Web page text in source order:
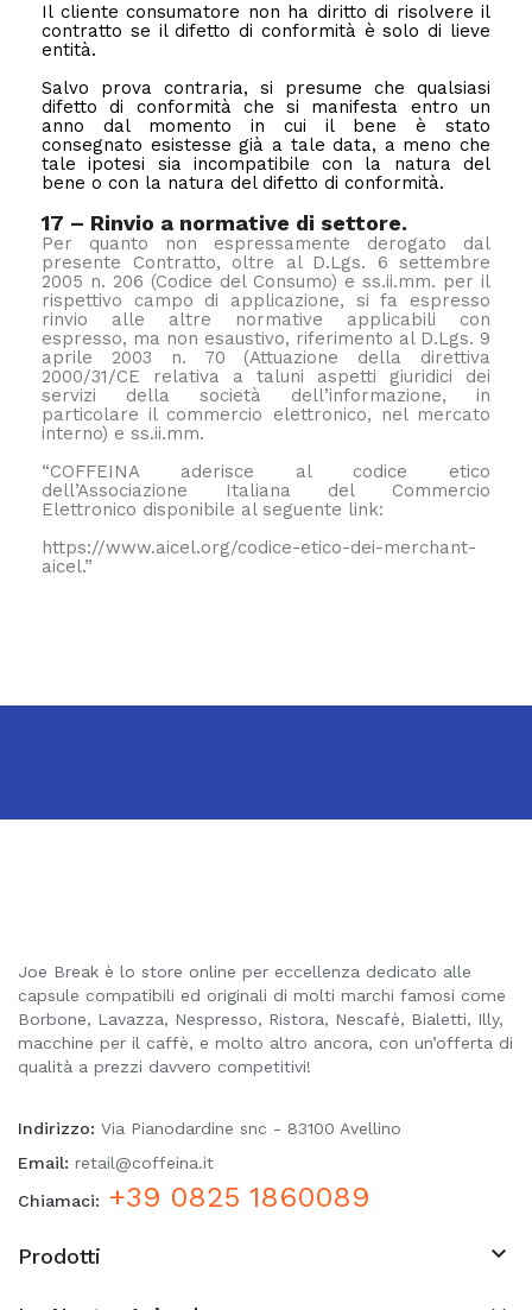
Il cliente consumatore non ha diritto di risolvere il
contratto se il difetto di conformità è solo di lieve
entità.
Salvo prova contraria, si presume che qualsiasi
difetto di conformità che si manifesta entro un
anno dal momento in cui il bene è stato
consegnato esistesse già a tale data, a meno che
tale ipotesi sia incompatibile con la natura del
bene o con la natura del difetto di conformità.
17 – Rinvio a normative di settore.
Per quanto non espressamente derogato dal
presente Contratto, oltre al D.Lgs. 6 settembre
2005 n. 206 (Codice del Consumo) e ss.ii.mm. per il
rispettivo campo di applicazione, si fa espresso
rinvio alle altre normative applicabili con
espresso, ma non esaustivo, riferimento al D.Lgs. 9
aprile 2003 n. 70 (Attuazione della direttiva
2000/31/CE relativa a taluni aspetti giuridici dei
servizi della società dell’informazione, in
particolare il commercio elettronico, nel mercato
interno) e ss.ii.mm.
“COFFEINA aderisce al codice etico
dell’Associazione Italiana del Commercio
Elettronico disponibile al seguente link:
https://www.aicel.org/codice-etico-dei-merchant-
aicel.”
Joe Break è lo store online per eccellenza dedicato alle
capsule compatibili ed originali di molti marchi famosi come
Borbone, Lavazza, Nespresso, Ristora, Nescafè, Bialetti, Illy,
macchine per il caffè, e molto altro ancora, con un’offerta di
qualità a prezzi davvero competitivi!
Indirizzo: Via Pianodardine snc - 83100 Avellino
Email: retail@coffeina.it
Chiamaci:
+39 0825 1860089
Prodotti 